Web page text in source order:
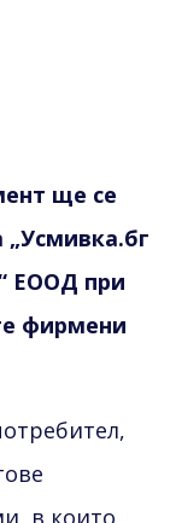
ще се
ЕООД при
фирмени
в които